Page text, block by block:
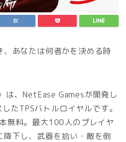
、あなたは何者かを決める時
は、NetEase Gamesが開発し
たTPSバトルロイヤルです。
無料。最大100人のプレイヤ
下し、武器を拾い・敵を倒